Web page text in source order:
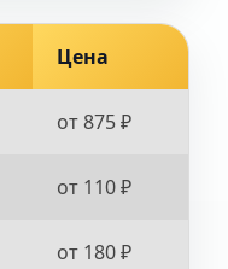
Цена
от 875 ₽
от 110 ₽
от 180 ₽